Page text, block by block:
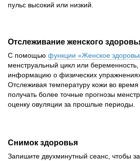
пульс высокий или низкий.
Отслеживание женского
С помощью функции «Женское
менструальный цикл или беременность,
информацию о физических
Отслеживая температуру кожи во
получать более точные прогнозы
оценку овуляции за прошлые периоды.
Снимок здоровья
Запишите двухминутный сеанс, чтобы